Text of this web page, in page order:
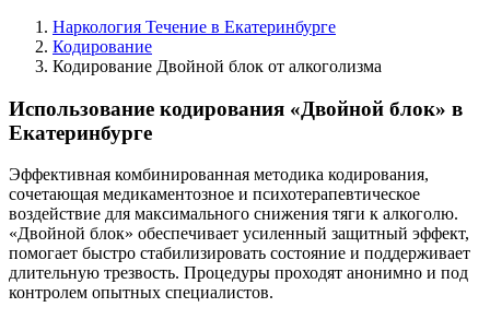
Наркология Течение в Екатеринбурге
Кодирование
Кодирование Двойной блок от алкоголизма
Использование кодирования «Двойной блок» в
Екатеринбурге
Эффективная комбинированная методика кодирования,
сочетающая медикаментозное и психотерапевтическое
воздействие для максимального снижения тяги к алкоголю.
«Двойной блок» обеспечивает усиленный защитный эффект,
помогает быстро стабилизировать состояние и поддерживает
длительную трезвость. Процедуры проходят анонимно и под
контролем опытных специалистов.